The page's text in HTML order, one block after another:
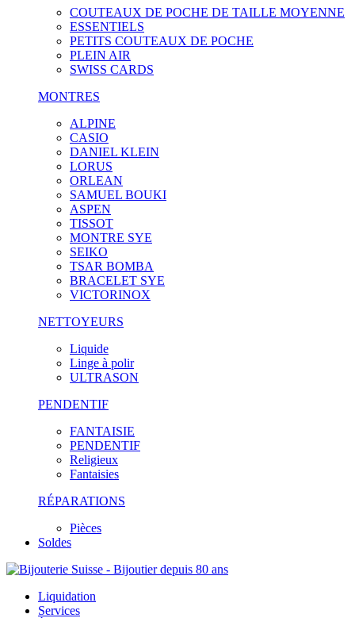
COUTEAUX DE POCHE DE TAILLE MOYENNE
ESSENTIELS
PETITS COUTEAUX DE POCHE
PLEIN AIR
SWISS CARDS
MONTRES
ALPINE
CASIO
DANIEL KLEIN
LORUS
ORLEAN
SAMUEL BOUKI
ASPEN
TISSOT
MONTRE SYE
SEIKO
TSAR BOMBA
BRACELET SYE
VICTORINOX
NETTOYEURS
Liquide
Linge à polir
ULTRASON
PENDENTIF
FANTAISIE
PENDENTIF
Religieux
Fantaisies
RÉPARATIONS
Pièces
Soldes
Liquidation
Services